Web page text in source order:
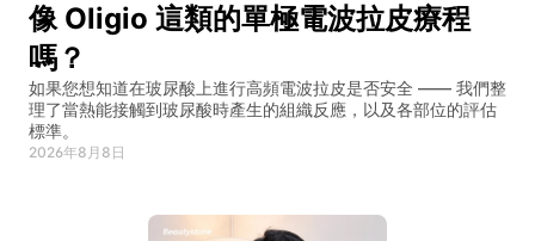
像 Oligio 這類的單極電波拉皮療程
嗎？
如果您想知道在玻尿酸上進行高頻電波拉皮是否安全 —— 我們整
理了當熱能接觸到玻尿酸時產生的組織反應，以及各部位的評估
標準。
2026年8月8日